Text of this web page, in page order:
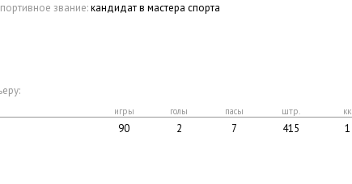
звание:кандидат в мастера спорта
игры голы пасы штр. кк
90 2 7 415 1